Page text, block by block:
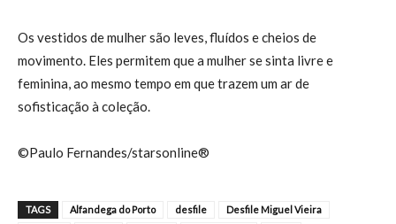
Os vestidos de mulher são leves, fluídos e cheios de
movimento. Eles permitem que a mulher se sinta livre e
feminina, ao mesmo tempo em que trazem um ar de
sofisticação à coleção.
©Paulo Fernandes/starsonline®
TAGS Alfandega do Porto desfile
Desfile Miguel Vieira